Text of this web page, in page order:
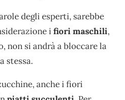
degli esperti, sarebbe
ifiori maschili,
non si andrà a bloccare la
stessa.
anche i fiori